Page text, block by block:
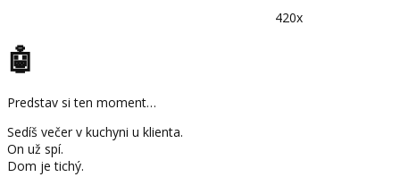
420x
🤖
Predstav si ten moment…
Sedíš večer v kuchyni u klienta.
On už spí.
Dom je tichý.